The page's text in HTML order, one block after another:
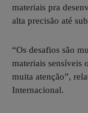
materiais pra
alta precisão até
“Os desafios são
materiais sensíveis
muita atenção”,
Internacional.